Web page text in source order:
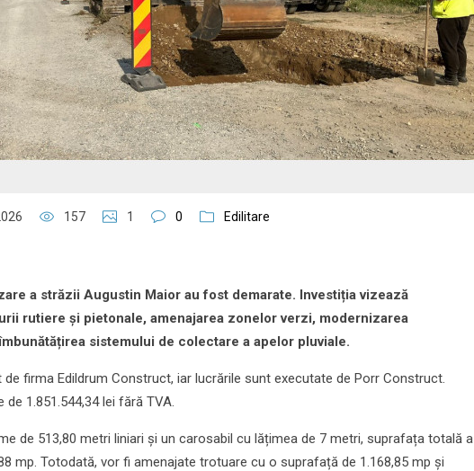
157 1 0 Edilitare
a străzii Augustin Maior au fost demarate. Investiția vizează
rutiere și pietonale, amenajarea zonelor verzi, modernizarea
sistemului de colectare a apelor pluviale.
firma Edildrum Construct, iar lucrările sunt executate de Porr Construct.
1.851.544,34 lei fără TVA.
de 513,80 metri liniari și un carosabil cu lățimea de 7 metri, suprafața totală a
mp. Totodată, vor fi amenajate trotuare cu o suprafață de 1.168,85 mp și